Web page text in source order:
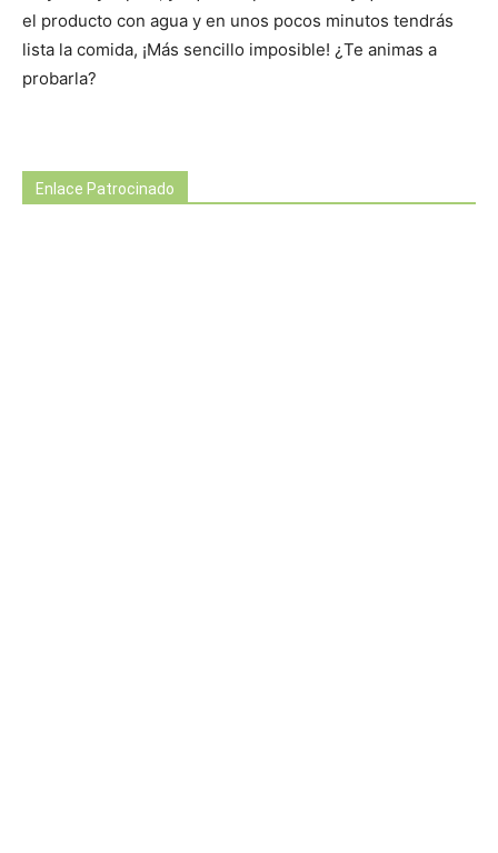
el producto con agua y en unos pocos minutos tendrás
lista la comida, ¡Más sencillo imposible! ¿Te animas a
probarla?
Enlace Patrocinado